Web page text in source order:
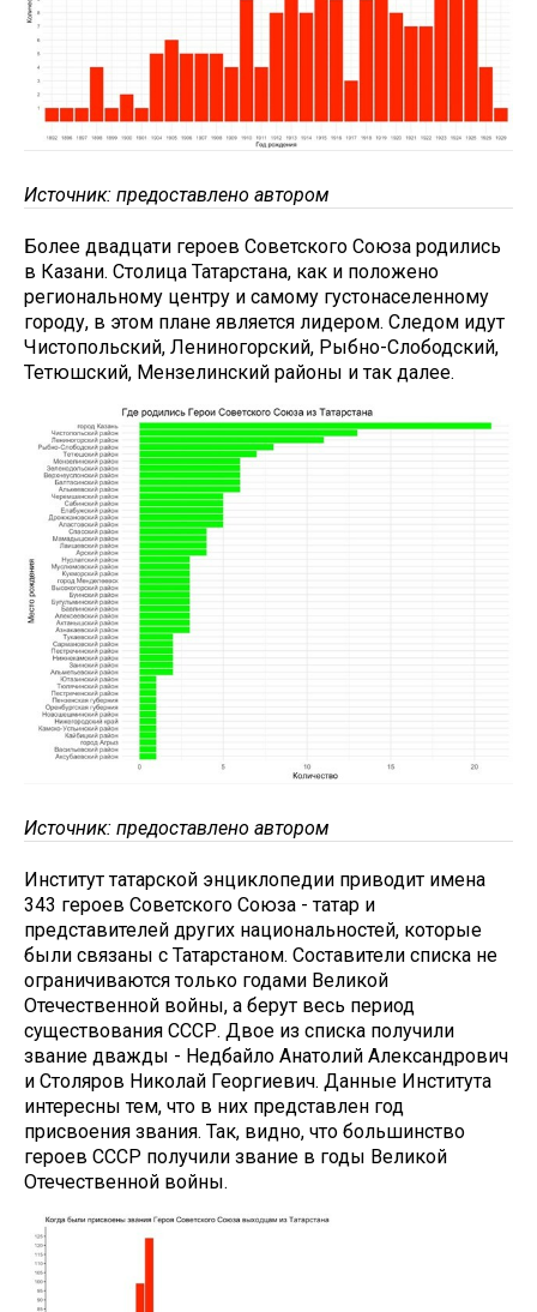
Источник: предоставлено автором
Более двадцати героев Советского Союза родились
в Казани. Столица Татарстана, как и положено
региональному центру и самому густонаселенному
городу, в этом плане является лидером. Следом идут
Чистопольский, Лениногорский, Рыбно-Слободский,
Тетюшский, Мензелинский районы и так далее.
Источник: предоставлено автором
Институт татарской энциклопедии приводит имена
343 героев Советского Союза - татар и
представителей других национальностей, которые
были связаны с Татарстаном. Составители списка не
ограничиваются только годами Великой
Отечественной войны, а берут весь период
существования СССР. Двое из списка получили
звание дважды - Недбайло Анатолий Александрович
и Столяров Николай Георгиевич. Данные Института
интересны тем, что в них представлен год
присвоения звания. Так, видно, что большинство
героев СССР получили звание в годы Великой
Отечественной войны.